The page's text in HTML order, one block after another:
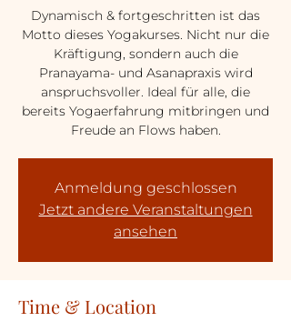
Dynamisch & fortgeschritten ist das
Motto dieses Yogakurses. Nicht nur die
Kräftigung, sondern auch die
Pranayama- und Asanapraxis wird
anspruchsvoller. Ideal für alle, die
bereits Yogaerfahrung mitbringen und
Freude an Flows haben.
Anmeldung geschlossen
Jetzt andere Veranstaltungen
ansehen
Time & Location